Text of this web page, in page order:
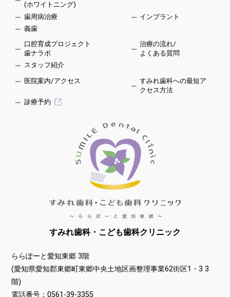
(ホワイトニング)
歯周病治療
インプラント
義歯
口腔育成プロジェクト
歯ナラボ
治療の流れ/
よくある質問
スタッフ紹介
医院案内/アクセス
すみれ歯科への最短ア
クセス方法
診療予約
すみれ歯科・こども歯科クリニック
ららぽーと愛知東郷 3階
(愛知県愛知郡東郷町東郷中央⼟地区画整理事業62街区1・3 3
階)
電話番号：0561-39-3355